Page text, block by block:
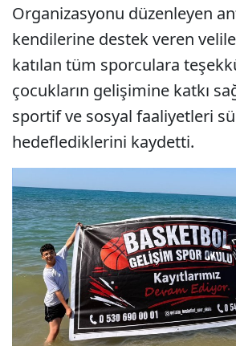
Organizasyonu düzenleyen
kendilerine destek veren
katılan tüm sporculara
çocukların gelişimine katkı
sportif ve sosyal faaliyetleri
hedeflediklerini kaydetti.